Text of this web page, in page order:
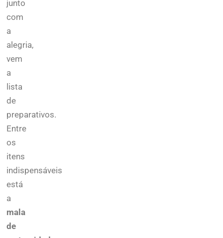
junto
com
a
alegria,
vem
a
lista
de
preparativos.
Entre
os
itens
indispensáveis
está
a
mala
de